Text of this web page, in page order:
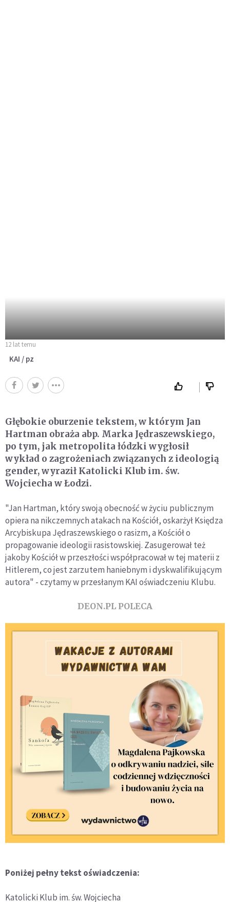
12 lat temu
KAI / pz
Głębokie oburzenie tekstem, w którym Jan
Hartman obraża abp. Marka Jędraszewskiego,
po tym, jak metropolita łódzki wygłosił
wykład o zagrożeniach związanych z ideologią
gender, wyraził Katolicki Klub im. św.
Wojciecha w Łodzi.
"Jan Hartman, który swoją obecność w życiu publicznym
opiera na nikczemnych atakach na Kościół, oskarżył Księdza
Arcybiskupa Jędraszewskiego o rasizm, a Kościół o
propagowanie ideologii rasistowskiej. Zasugerował też
jakoby Kościół w przeszłości współpracował w tej materii z
Hitlerem, co jest zarzutem haniebnym i dyskwalifikującym
autora" - czytamy w przesłanym KAI oświadczeniu Klubu.
DEON.PL POLECA
Poniżej pełny tekst oświadczenia:
Katolicki Klub im. św. Wojciecha